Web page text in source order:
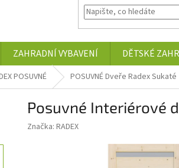
ZAHRADNÍ VYBAVENÍ DĚTSKÉ
POSUVNÉ POSUVNÉ Dveře Radex Sukaté
Posuvné Interiérové
Značka: RADEX